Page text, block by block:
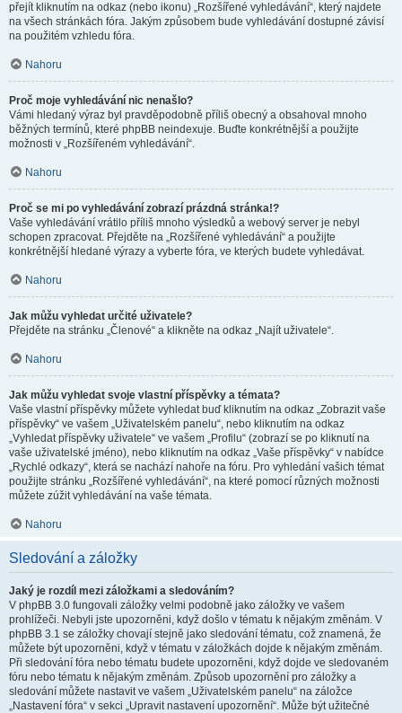
přejít kliknutím na odkaz (nebo ikonu) „Rozšířené vyhledávání“, který najdete
na všech stránkách fóra. Jakým způsobem bude vyhledávání dostupné závisí
na použitém vzhledu fóra.
Nahoru
Proč moje vyhledávání nic nenašlo?
Vámi hledaný výraz byl pravděpodobně příliš obecný a obsahoval mnoho
běžných termínů, které phpBB neindexuje. Buďte konkrétnější a použijte
možnosti v „Rozšířeném vyhledávání“.
Nahoru
Proč se mi po vyhledávání zobrazí prázdná stránka!?
Vaše vyhledávání vrátilo příliš mnoho výsledků a webový server je nebyl
schopen zpracovat. Přejděte na „Rozšířené vyhledávání“ a použijte
konkrétnější hledané výrazy a vyberte fóra, ve kterých budete vyhledávat.
Nahoru
Jak můžu vyhledat určité uživatele?
Přejděte na stránku „Členové“ a klikněte na odkaz „Najít uživatele“.
Nahoru
Jak můžu vyhledat svoje vlastní příspěvky a témata?
Vaše vlastní příspěvky můžete vyhledat buď kliknutím na odkaz „Zobrazit vaše
příspěvky“ ve vašem „Uživatelském panelu“, nebo kliknutím na odkaz
„Vyhledat příspěvky uživatele“ ve vašem „Profilu“ (zobrazí se po kliknutí na
vaše uživatelské jméno), nebo kliknutím na odkaz „Vaše příspěvky“ v nabídce
„Rychlé odkazy“, která se nachází nahoře na fóru. Pro vyhledání vašich témat
použijte stránku „Rozšířené vyhledávání“, na které pomocí různých možnosti
můžete zúžit vyhledávání na vaše témata.
Nahoru
Sledování a záložky
Jaký je rozdíl mezi záložkami a sledováním?
V phpBB 3.0 fungovali záložky velmi podobně jako záložky ve vašem
prohlížeči. Nebyli jste upozorněni, když došlo v tématu k nějakým změnám. V
phpBB 3.1 se záložky chovají stejně jako sledování tématu, což znamená, že
můžete být upozorněni, když v tématu v záložkách dojde k nějakým změnám.
Při sledování fóra nebo tématu budete upozorněni, když dojde ve sledovaném
fóru nebo tématu k nějakým změnám. Způsob upozornění pro záložky a
sledování můžete nastavit ve vašem „Uživatelském panelu“ na záložce
„Nastavení fóra“ v sekci „Upravit nastavení upozornění“. Může být užitečné